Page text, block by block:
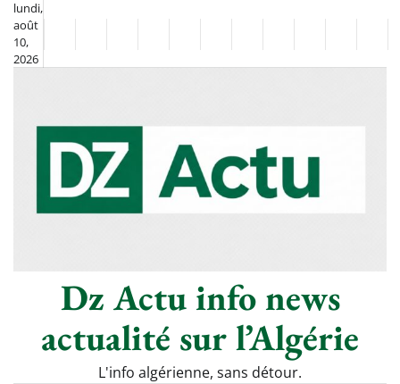
Skip
content
lundi,
août
10,
2026
FlashSportclasséDiasporaChronique
–
Le
Thé
SociétéCultureMondeÉconomie
Tech
Dz Actu info news
actualité sur l’Algérie
L'info algérienne, sans détour.